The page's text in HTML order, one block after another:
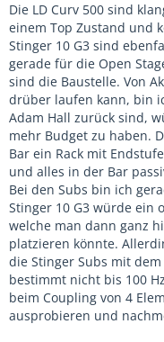
Die LD Curv 500 sind
einem Top Zustand und
Stinger 10 G3 sind
gerade für die Open
sind die Baustelle. Von
drüber laufen kann, bin
Adam Hall zurück sind,
mehr Budget zu haben.
Bar ein Rack mit
und alles in der Bar
Bei den Subs bin ich
Stinger 10 G3 würde ein
welche man dann ganz
platzieren könnte.
die Stinger Subs mit
bestimmt nicht bis 100
beim Coupling von 4
ausprobieren und